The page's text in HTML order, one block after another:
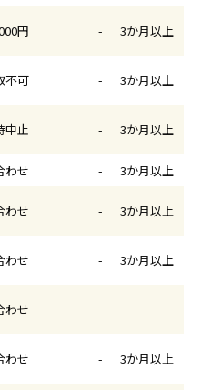
円 - 3か月以上
不可 - 3か月以上
中止 - 3か月以上
わせ -
3か月以上
わせ - 3か月以上
わせ - 3か月以上
わせ - -
わせ - 3か月以上